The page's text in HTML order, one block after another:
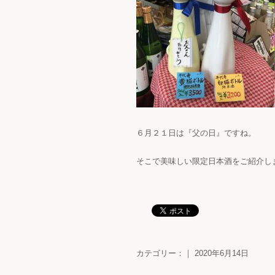
６月２１日は『父の日』ですね。
そこで美味しい限定日本酒をご紹介し
カテゴリー：｜ 2020年6月14日